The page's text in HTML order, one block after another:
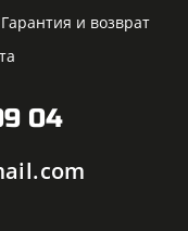
Гарантия и возврат
04